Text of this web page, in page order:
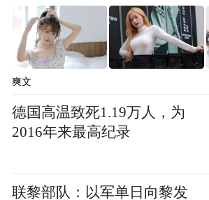
爽文
德国高温致死1.19万人，为
2016年来最高纪录
联黎部队：以军单日向黎发